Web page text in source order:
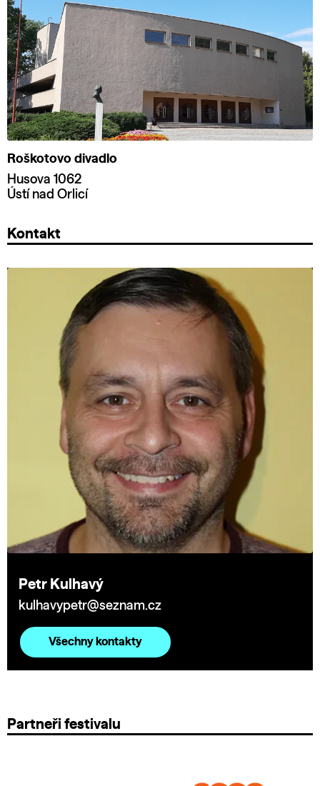
Roškotovo divadlo
Husova 1062
Ústí nad Orlicí
Kontakt
Petr Kulhavý
kulhavypetr@seznam.cz
Všechny kontakty
Partneři festivalu